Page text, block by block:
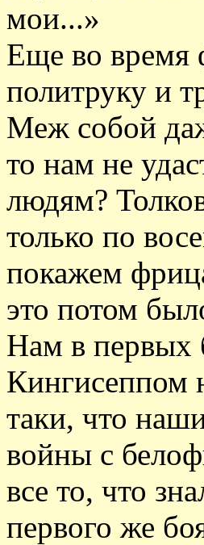
мои...»
Еще во время
политруку и
Меж собой
то нам не
людям?
только по
покажем
это потом
Нам в первых
Кингисеппом
таки, что
войны с
все то, что
первого же